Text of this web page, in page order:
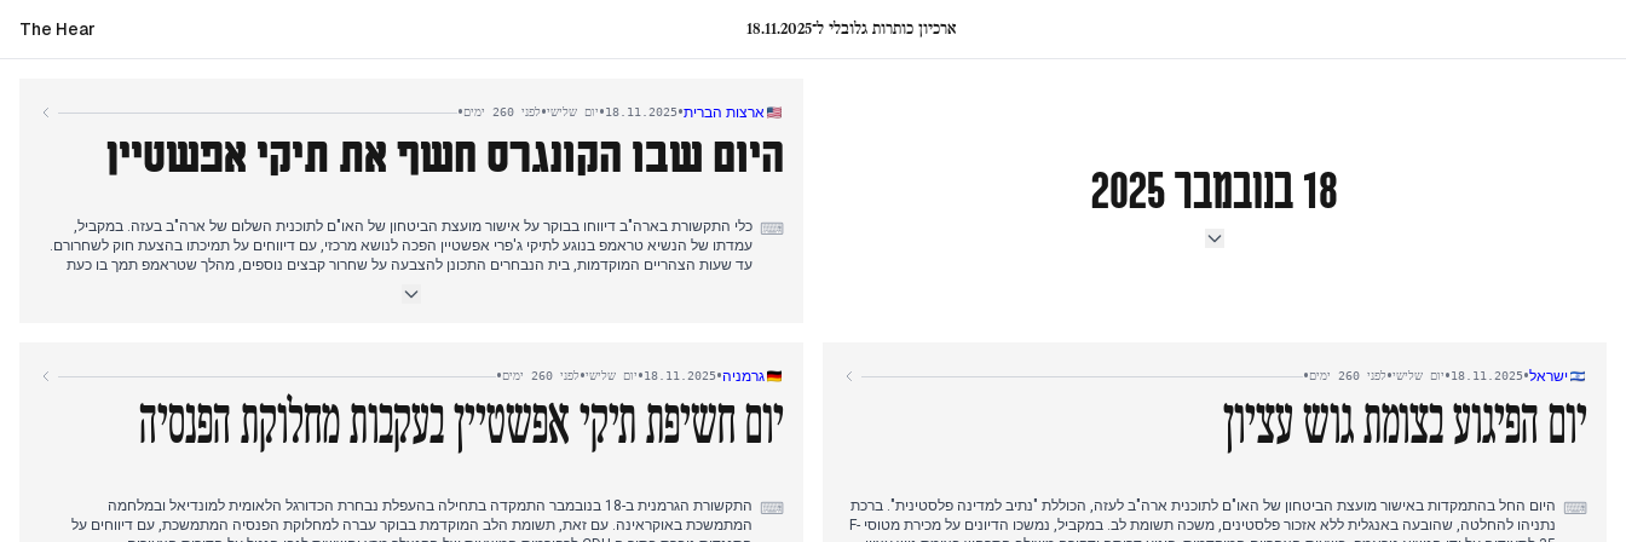
The Hear ארכיון כותרות גלובלי ל־18.11.2025
18 בנובמבר 2025
ארצות הברית•
18.11.2025
•יום שלישי•לפני 260 ימים •
היום שבו הקונגרס חשף את תיקי אפשטיין
⌨ כלי התקשורת בארה"ב דיווחו בבוקר על אישור מועצת הביטחון של האו"ם לתוכנית השלום של ארה"ב בעזה. במקביל,
עמדתו של הנשיא טראמפ בנוגע לתיקי ג'פרי אפשטיין הפכה לנושא מרכזי, עם דיווחים על תמיכתו בהצעת חוק לשחרורם.
עד שעות הצהריים המוקדמות, בית הנבחרים התכונן להצבעה על שחרור קבצים נוספים, מהלך שטראמפ תמך בו כעת
בערב, בית הנבחרים העביר ברוב עצום את הצעת החוק שתחייב את שחרור תיקי אפשטיין, והעביר אותה לסנאט. הסנאט
ישראל•
18.11.2025
•יום שלישי•לפני 260 ימים •
יום הפיגוע בצומת גוש עציון
⌨ היום החל בהתמקדות באישור מועצת הביטחון של האו"ם לתוכנית ארה"ב לעזה, הכוללת "נתיב למדינה פלסטינית". ברכת
נתניהו להחלטה, שהובעה באנגלית ללא אזכור פלסטינים, משכה תשומת לב. במקביל, נמשכו הדיונים על מכירת מטוסי F-
גרמניה•
18.11.2025
•יום שלישי•לפני 260 ימים •
יום חשיפת תיקי אפשטיין בעקבות מחלוקת הפנסיה
⌨
התקשורת הגרמנית ב-18 בנובמבר התמקדה בתחילה בהעפלת נבחרת הכדורגל הלאומית למונדיאל ובמלחמה
המתמשכת באוקראינה. עם זאת, תשומת הלב המוקדמת בבוקר עברה למחלוקת הפנסיה המתמשכת, עם דיווחים על